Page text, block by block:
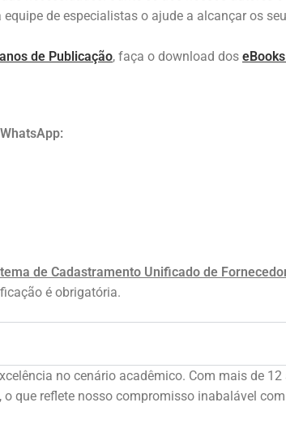
de especialistas o ajude a alcançar os
de Publicação, faça o download dos
de Cadastramento Unificado de
é obrigatória.
no cenário acadêmico. Com mais de
que reflete nosso compromisso inabalável